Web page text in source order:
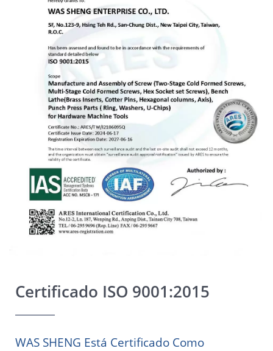
Certificado ISO 9001:2015
WAS SHENG Está Certificado Como